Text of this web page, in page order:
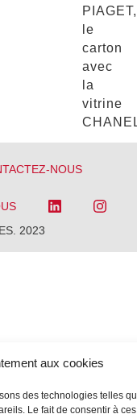
aux cookies
des technologies telles
Le fait de consentir à
PIAGET,
le
carton
avec
la
vitrine
NOUS
2023